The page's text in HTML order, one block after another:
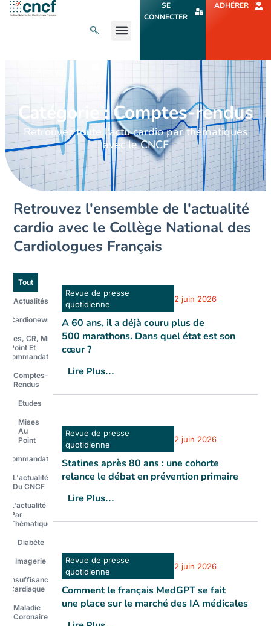
Aller
ADHÉRER
SE
CONNECTER
Catégorie : Comptes-rendus
Retrouvez toute l'actu cardio par thématiques
avec le CNCF
Retrouvez l'ensemble de l'actualité
cardio avec le Collège National des
Cardiologues Français
Actualités
Cardionews
CR, Mises
Point Et
Comptes-
Rendus
Etudes
Mises
Au
Point
L'actualité
Du CNCF
L'actualité
Par
Thématique
Diabète
Imagerie
Insuffisance
Cardiaque
Maladie
Coronaire
Tout
Revue de presse
quotidienne
2 juin 2026
A 60 ans, il a déjà couru plus de
500 marathons. Dans quel état est son
cœur ?
Lire Plus...
Revue de presse
quotidienne
2 juin 2026
Statines après 80 ans : une cohorte
relance le débat en prévention primaire
Lire Plus...
Revue de presse
quotidienne
2 juin 2026
Comment le français MedGPT se fait
une place sur le marché des IA médicales